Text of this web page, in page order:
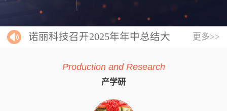
诺丽科技召开2025年年中总结大
更多>>
Production and Research
产学研